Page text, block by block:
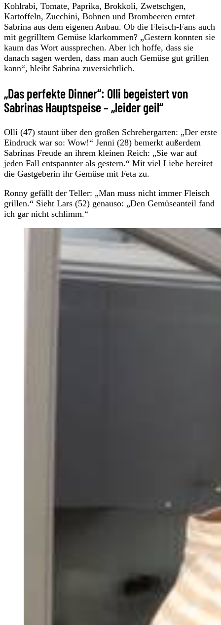
Kohlrabi, Tomate, Paprika, Brokkoli, Zwetschgen,
Kartoffeln, Zucchini, Bohnen und Brombeeren erntet
Sabrina aus dem eigenen Anbau. Ob die Fleisch-Fans auch
mit gegrilltem Gemüse klarkommen? „Gestern konnten sie
kaum das Wort aussprechen. Aber ich hoffe, dass sie
danach sagen werden, dass man auch Gemüse gut grillen
kann“, bleibt Sabrina zuversichtlich.
„Das perfekte Dinner“: Olli begeistert von
Sabrinas Hauptspeise – „leider geil“
Olli (47) staunt über den großen Schrebergarten: „Der erste
Eindruck war so: Wow!“ Jenni (28) bemerkt außerdem
Sabrinas Freude an ihrem kleinen Reich: „Sie war auf
jeden Fall entspannter als gestern.“ Mit viel Liebe bereitet
die Gastgeberin ihr Gemüse mit Feta zu.
Ronny gefällt der Teller: „Man muss nicht immer Fleisch
grillen.“ Sieht Lars (52) genauso: „Den Gemüseanteil fand
ich gar nicht schlimm.“